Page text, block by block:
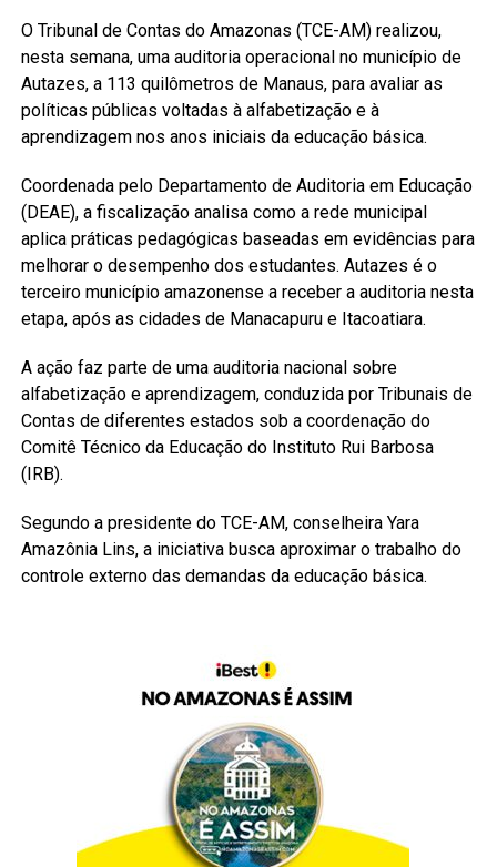
O Tribunal de Contas do Amazonas (TCE-AM) realizou,
nesta semana, uma auditoria operacional no município de
Autazes, a 113 quilômetros de Manaus, para avaliar as
políticas públicas voltadas à alfabetização e à
aprendizagem nos anos iniciais da educação básica.
Coordenada pelo Departamento de Auditoria em Educação
(DEAE), a fiscalização analisa como a rede municipal
aplica práticas pedagógicas baseadas em evidências para
melhorar o desempenho dos estudantes. Autazes é o
terceiro município amazonense a receber a auditoria nesta
etapa, após as cidades de Manacapuru e Itacoatiara.
A ação faz parte de uma auditoria nacional sobre
alfabetização e aprendizagem, conduzida por Tribunais de
Contas de diferentes estados sob a coordenação do
Comitê Técnico da Educação do Instituto Rui Barbosa
(IRB).
Segundo a presidente do TCE-AM, conselheira Yara
Amazônia Lins, a iniciativa busca aproximar o trabalho do
controle externo das demandas da educação básica.